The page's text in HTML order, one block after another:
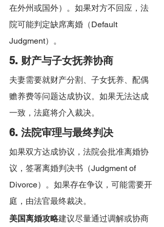
在外州或国外）。如果对方不回应，法
院可能判定缺席离婚（Default
Judgment）。
5. 财产与子女抚养协商
夫妻需要就财产分割、子女抚养、配偶
赡养费等问题达成协议。如果无法达成
一致，法庭将介入裁决。
6. 法院审理与最终判决
如果双方达成协议，法院会批准离婚协
议，签署离婚判决书（Judgment of
Divorce）。如果存在争议，可能需要开
庭，由法官最终裁决。
美国离婚攻略建议尽量通过调解或协商